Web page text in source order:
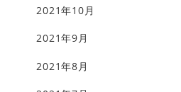
2021年10月
2021年9月
2021年8月